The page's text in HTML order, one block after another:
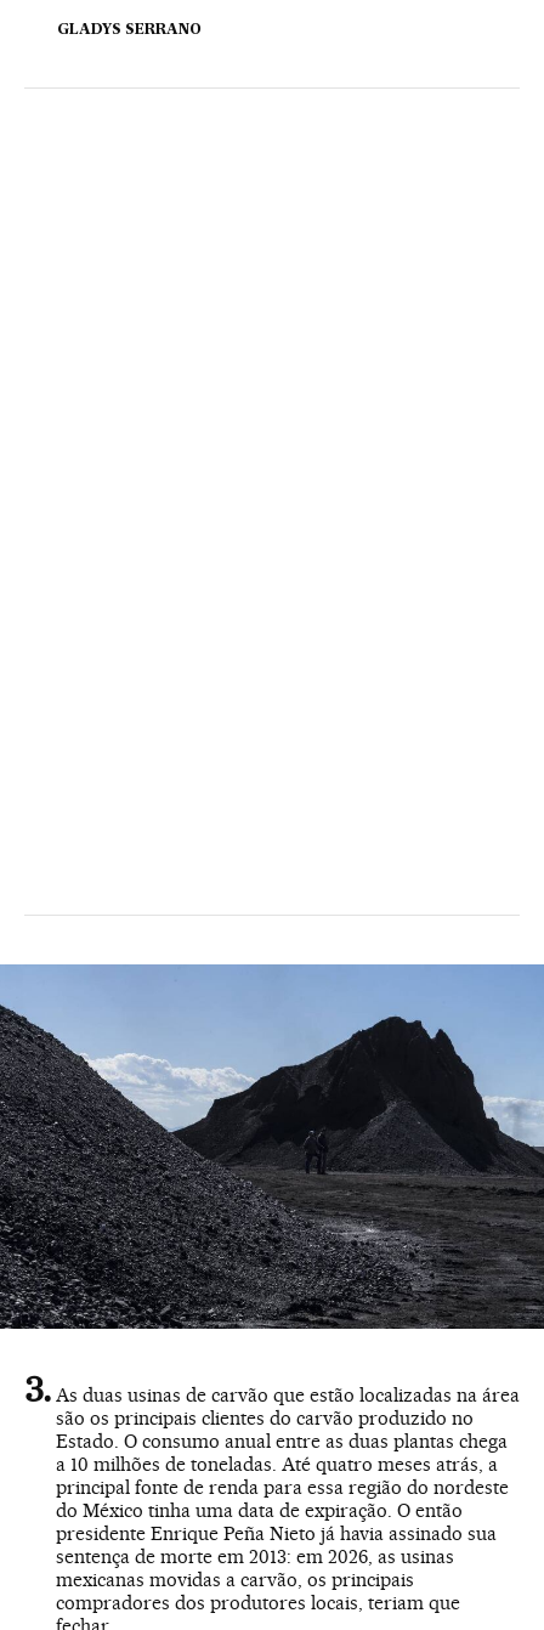
GLADYS SERRANO
As duas usinas de carvão que estão localizadas na área
são os principais clientes do carvão produzido no
Estado. O consumo anual entre as duas plantas chega
a 10 milhões de toneladas. Até quatro meses atrás, a
principal fonte de renda para essa região do nordeste
do México tinha uma data de expiração. O então
presidente Enrique Peña Nieto já havia assinado sua
sentença de morte em 2013: em 2026, as usinas
mexicanas movidas a carvão, os principais
compradores dos produtores locais, teriam que
fechar.